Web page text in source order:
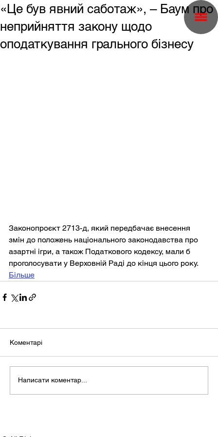
«Це був явний саботаж», – Баум про
неприйняття закону щодо
оподаткування грального бізнесу
Законопроєкт 2713-д, який передбачає внесення
змін до положень національного законодавства про
азартні ігри, а також Податкового кодексу, мали б
проголосувати у Верховній Раді до кінця цього року.
Більше
Коментарі
Написати коментар...